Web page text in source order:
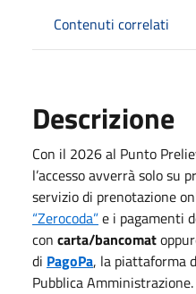
Contenuti correlati
Descrizione
Con il 2026 al Punto
l’accesso avverrà solo su
servizio di prenotazione
“Zerocoda”e i pagamenti
con carta/bancomat
di PagoPa, la piattaforma
Pubblica Amministrazione.